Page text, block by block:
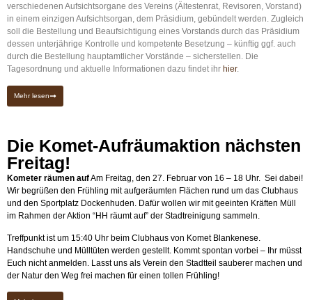
verschiedenen Aufsichtsorgane des Vereins (Ältestenrat, Revisoren, Vorstand)
in einem einzigen Aufsichtsorgan, dem Präsidium, gebündelt werden. Zugleich
soll die Bestellung und Beaufsichtigung eines Vorstands durch das Präsidium
dessen unterjährige Kontrolle und kompetente Besetzung – künftig ggf. auch
durch die Bestellung hauptamtlicher Vorstände – sicherstellen. Die
Tagesordnung und aktuelle Informationen dazu findet ihr hier.
Mehr lesen
Die Komet-Aufräumaktion nächsten
Freitag!
Kometer räumen aufAm Freitag, den 27. Februar von 16 – 18 Uhr. Sei dabei!
Wir begrüßen den Frühling mit aufgeräumten Flächen rund um das Clubhaus
und den Sportplatz Dockenhuden. Dafür wollen wir mit geeinten Kräften Müll
im Rahmen der Aktion “HH räumt auf” der Stadtreinigung sammeln.
Treffpunkt ist um 15:40 Uhr beim Clubhaus von Komet Blankenese.
Handschuhe und Mülltüten werden gestellt. Kommt spontan vorbei – Ihr müsst
Euch nicht anmelden. Lasst uns als Verein den Stadtteil sauberer machen und
der Natur den Weg frei machen für einen tollen Frühling!